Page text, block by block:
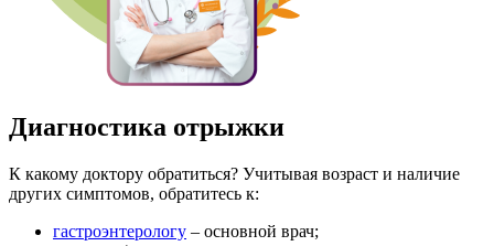
Диагностика отрыжки
К какому доктору обратиться? Учитывая возраст и наличие
других симптомов, обратитесь к:
гастроэнтерологу – основной врач;